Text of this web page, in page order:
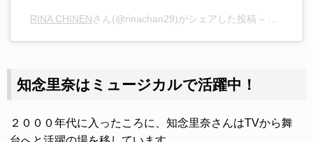
RINA CHINENさん(@rinachan29)がシェアした投稿 –
知念里奈はミュージカルで活躍中！
２０００年代に入ったころに、知念里奈さんはTVから舞